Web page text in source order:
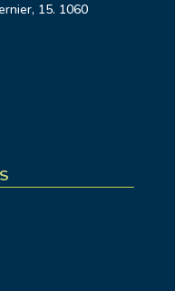
15. 1060